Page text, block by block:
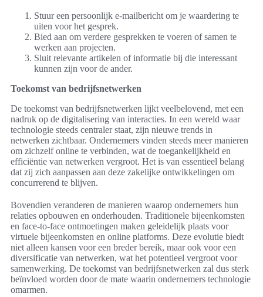
Stuur een persoonlijk e-mailbericht om je waardering te
uiten voor het gesprek.
Bied aan om verdere gesprekken te voeren of samen te
werken aan projecten.
Sluit relevante artikelen of informatie bij die interessant
kunnen zijn voor de ander.
Toekomst van bedrijfsnetwerken
De toekomst van bedrijfsnetwerken lijkt veelbelovend, met een
nadruk op de digitalisering van interacties. In een wereld waar
technologie steeds centraler staat, zijn nieuwe trends in
netwerken zichtbaar. Ondernemers vinden steeds meer manieren
om zichzelf online te verbinden, wat de toegankelijkheid en
efficiëntie van netwerken vergroot. Het is van essentieel belang
dat zij zich aanpassen aan deze zakelijke ontwikkelingen om
concurrerend te blijven.
Bovendien veranderen de manieren waarop ondernemers hun
relaties opbouwen en onderhouden. Traditionele bijeenkomsten
en face-to-face ontmoetingen maken geleidelijk plaats voor
virtuele bijeenkomsten en online platforms. Deze evolutie biedt
niet alleen kansen voor een breder bereik, maar ook voor een
diversificatie van netwerken, wat het potentieel vergroot voor
samenwerking. De toekomst van bedrijfsnetwerken zal dus sterk
beïnvloed worden door de mate waarin ondernemers technologie
omarmen.